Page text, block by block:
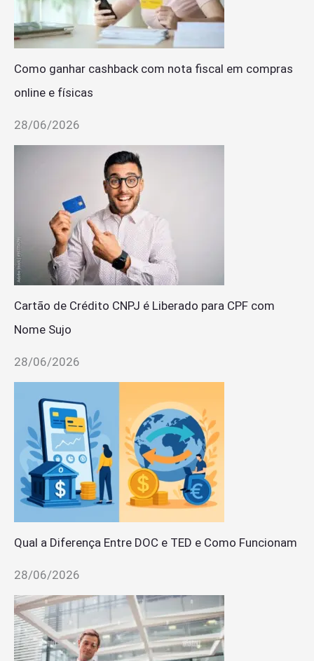
Como ganhar cashback com nota fiscal em compras
online e físicas
28/06/2026
Cartão de Crédito CNPJ é Liberado para CPF com
Nome Sujo
28/06/2026
Qual a Diferença Entre DOC e TED e Como Funcionam
28/06/2026